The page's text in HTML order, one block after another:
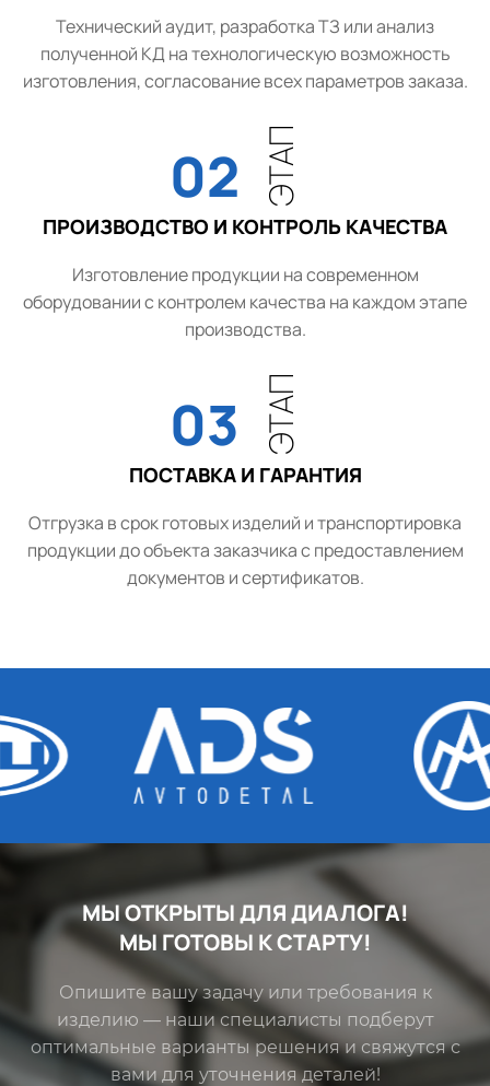
Технический аудит, разработка ТЗ или анализ
полученной КД на технологическую возможность
изготовления, согласование всех параметров заказа.
02 ЭТАП
ПРОИЗВОДСТВО И КОНТРОЛЬ КАЧЕСТВА
Изготовление продукции на современном
оборудовании с контролем качества на каждом этапе
производства.
03 ЭТАП
ПОСТАВКА И ГАРАНТИЯ
Отгрузка в срок готовых изделий и транспортировка
продукции до объекта заказчика с предоставлением
документов и сертификатов.
МЫ ОТКРЫТЫ ДЛЯ ДИАЛОГА!
МЫ ГОТОВЫ К СТАРТУ!
Опишите вашу задачу или требования к
изделию — наши специалисты подберут
оптимальные варианты решения и свяжутся с
вами для уточнения деталей!